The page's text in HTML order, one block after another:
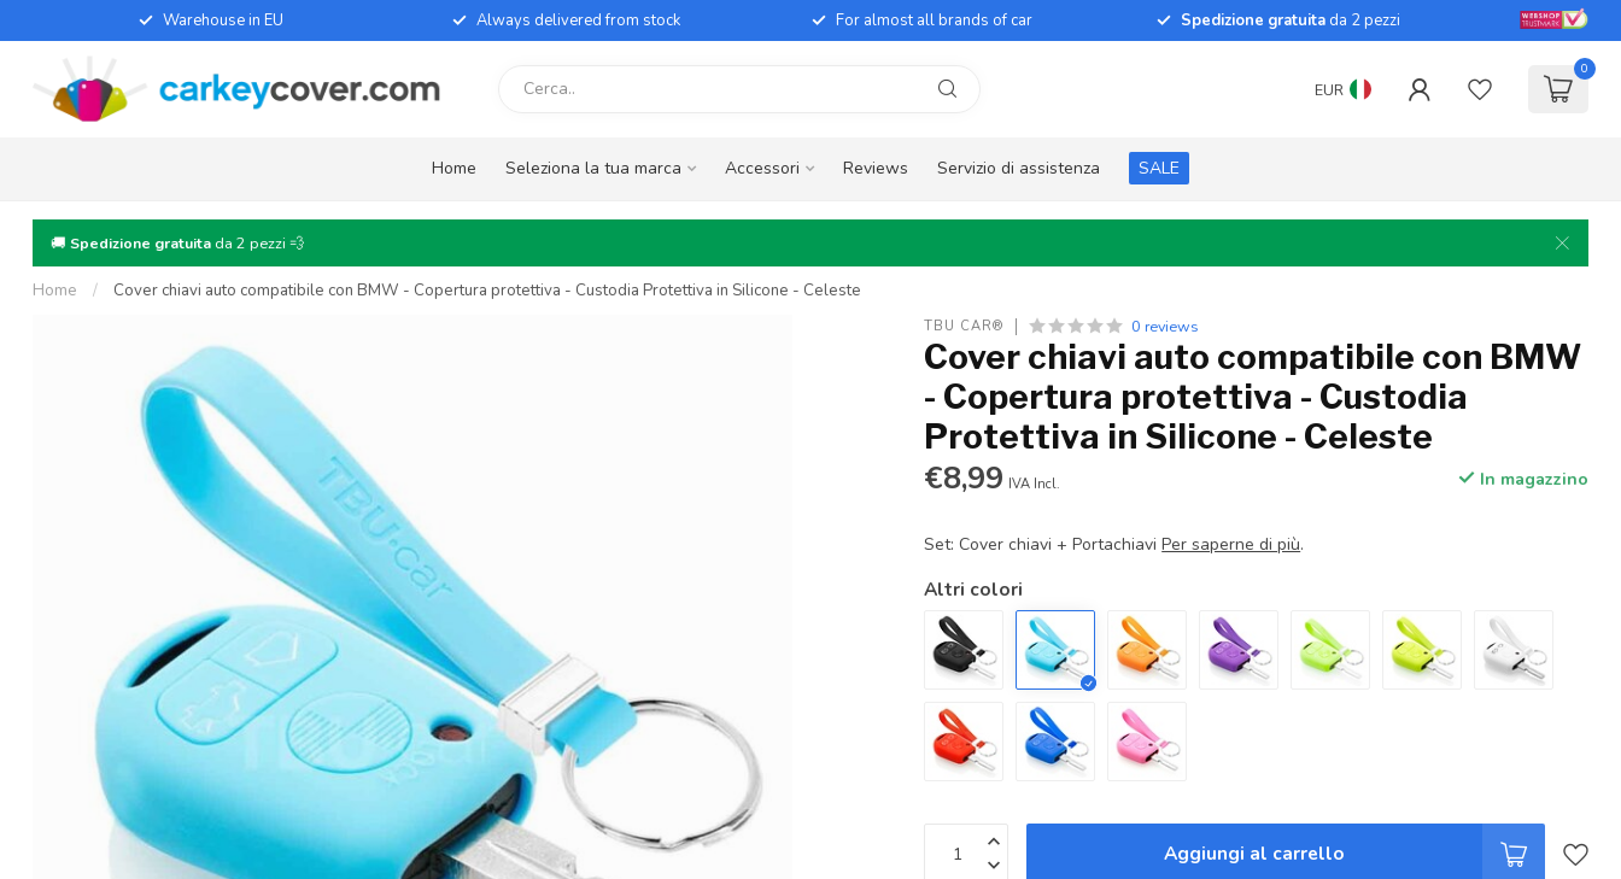
Warehouse in EU Always delivered from stock For almost all brands of car Spedizione gratuitada 2 pezzi
EUR
0
Home Seleziona la tua marca Accessori Reviews Servizio di assistenza SALE
🚚 Spedizione gratuita da 2 pezzi 💨
Home / Cover chiavi auto compatibile con BMW - Copertura protettiva - Custodia Protettiva in Silicone - Celeste
TBU CAR® 0 reviews
Cover chiavi auto compatibile con BMW
- Copertura protettiva - Custodia
Protettiva in Silicone - Celeste
€8,99 IVA Incl. In magazzino
Set: Cover chiavi + PortachiaviPer saperne di più.
Altri colori
Aggiungi al carrello